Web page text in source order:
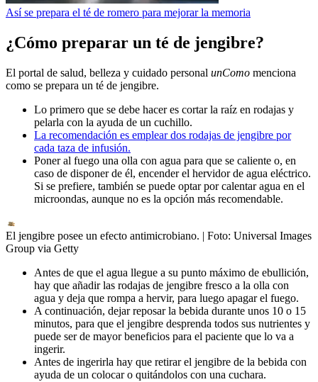
Así se prepara el té de romero para mejorar la memoria
¿Cómo preparar un té de jengibre?
El portal de salud, belleza y cuidado personal unComo menciona
como se prepara un té de jengibre.
Lo primero que se debe hacer es cortar la raíz en rodajas y
pelarla con la ayuda de un cuchillo.
La recomendación es emplear dos rodajas de jengibre por
cada taza de infusión.
Poner al fuego una olla con agua para que se caliente o, en
caso de disponer de él, encender el hervidor de agua eléctrico.
Si se prefiere, también se puede optar por calentar agua en el
microondas, aunque no es la opción más recomendable.
El jengibre posee un efecto antimicrobiano. | Foto: Universal Images
Group via Getty
Antes de que el agua llegue a su punto máximo de ebullición,
hay que añadir las rodajas de jengibre fresco a la olla con
agua y deja que rompa a hervir, para luego apagar el fuego.
A continuación, dejar reposar la bebida durante unos 10 o 15
minutos, para que el jengibre desprenda todos sus nutrientes y
puede ser de mayor beneficios para el paciente que lo va a
ingerir.
Antes de ingerirla hay que retirar el jengibre de la bebida con
ayuda de un colocar o quitándolos con una cuchara.